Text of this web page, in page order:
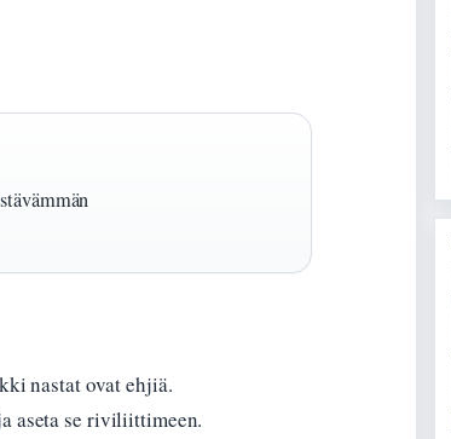
nastat ovat ehjiä.
aseta se riviliittimeen.